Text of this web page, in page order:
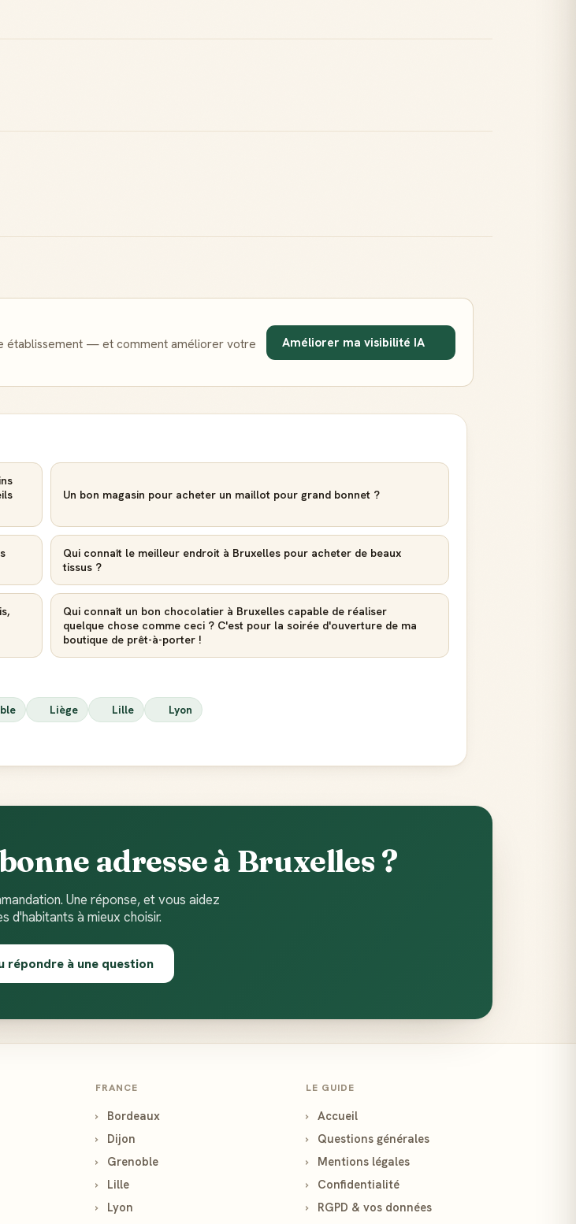
établissement — et comment améliorer votre
Améliorer ma visibilité IA
Un bon magasin pour acheter un maillot pour grand bonnet ?
Qui connaît le meilleur endroit à Bruxelles pour acheter de beaux
tissus ?
Qui connaît un bon chocolatier à Bruxelles capable de réaliser
quelque chose comme ceci ? C'est pour la soirée d'ouverture de ma
boutique de prêt-à-porter !
Liège Lille Lyon
Sois notifié quand
adresse à Bruxelles ?
Une réponse, et vous aidez
d'habitants à mieux choisir.
répondre à une question
FRANCE
›
Bordeaux
›
Dijon
›
Grenoble
›
Lille
›
Lyon
LE GUIDE
›
Accueil
›
Questions générales
›
Mentions légales
›
Confidentialité
›
RGPD & vos données